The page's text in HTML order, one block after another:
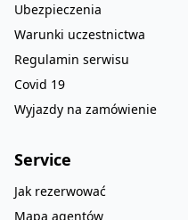
Ubezpieczenia
Warunki uczestnictwa
Regulamin serwisu
Covid 19
Wyjazdy na zamówienie
Service
Jak rezerwować
Mapa agentów